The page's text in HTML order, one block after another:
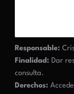
Responsable:
Finalidad: Dar
consulta.
Derechos: